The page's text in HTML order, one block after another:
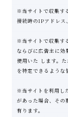
※当サイトで収集す
接続時のIPアドレス
※当サイトで収集す
ならびに広告主に効
使用いた します。
を特定できるような
※当サイトを利用し
があった場合、その
有ります。